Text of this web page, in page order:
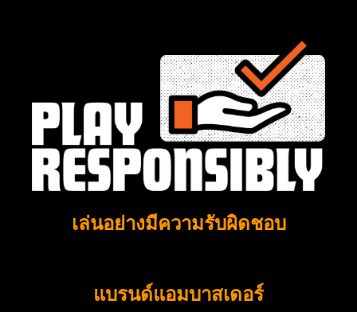
เล่นอย่างมีความรับผิดชอบ
แบรนด์แอมบาสเดอร์